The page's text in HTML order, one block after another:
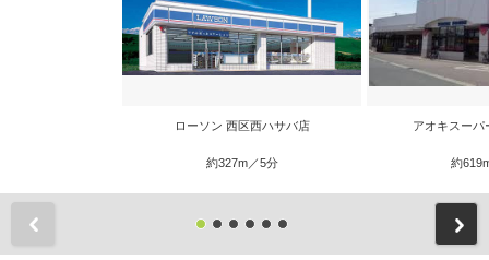
ローソン 西区西ハサバ店
約327m／5分
アオキスーパ
約